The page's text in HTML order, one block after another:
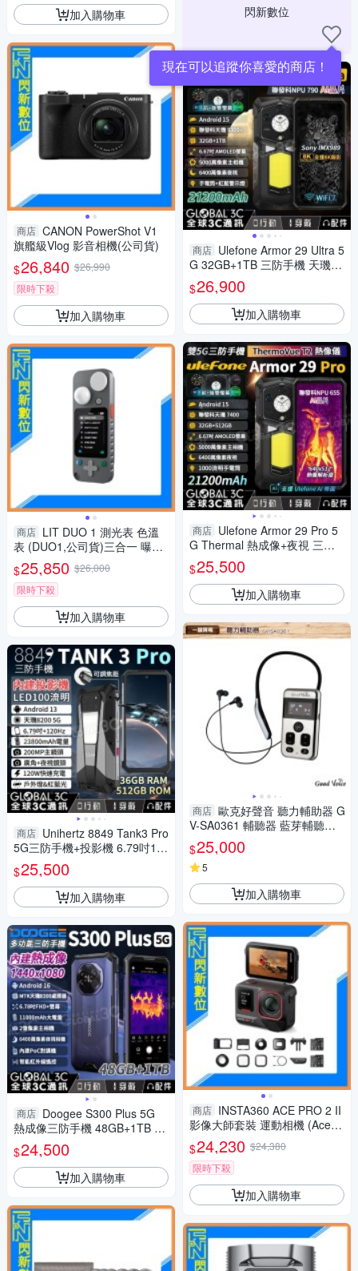
加入購物車
商店 CANON PowerShot V1
旗艦級Vlog 影音相機(公司貨)
$26,840 $26,990
限時下殺
加入購物車
商店 LIT DUO 1 測光表 色溫
表 (DUO1,公司貨)三合一 曝光
色彩 頻閃
$25,850 $26,000
限時下殺
加入購物車
商店 Unihertz 8849 Tank3 Pro
5G三防手機+投影機 6.79吋12
0Hz 23800mAh 廣角+夜視
$25,500
加入購物車
商店 Doogee S300 Plus 5G
熱成像三防手機 48GB+1TB 2
億像素相機 夜視 內建對講機 紅
外線遙控
$24,500
加入購物車
閃新數位
現在可以追蹤你喜愛的商店！
商店 Ulefone Armor 29 Ultra 5
G 32GB+1TB 三防手機 天璣93
00+ 雙螢幕 21200mAh
$26,900
加入購物車
商店 Ulefone Armor 29 Pro 5
G Thermal 熱成像+夜視 三防
手機 前後雙螢幕 AI手機
$25,500
加入購物車
商店 歐克好聲音 聽力輔助器 G
V-SA0361 輔聽器 藍芽輔聽器
輔助聽力 銀髮族首選
$25,000
5
加入購物車
商店 INSTA360 ACE PRO 2 II
影像大師套裝 運動相機 (AceP
RO2,公司貨)
$24,230 $24,380
限時下殺
加入購物車